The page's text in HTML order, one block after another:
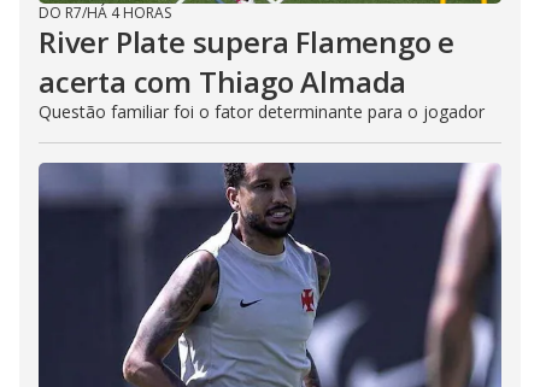
DO R7/HÁ 4 HORAS
River Plate supera Flamengo e
acerta com Thiago Almada
Questão familiar foi o fator determinante para o jogador